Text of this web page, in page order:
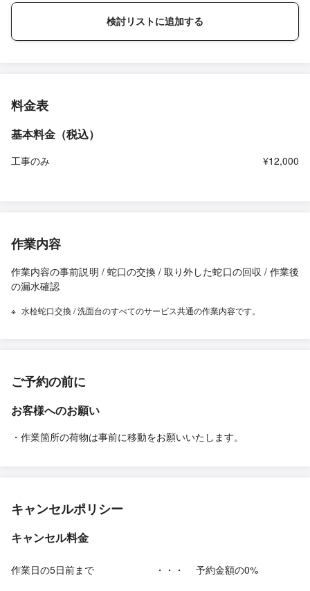
検討リストに追加する
料金表
基本料金（税込）
工事のみ ¥12,000
作業内容
作業内容の事前説明 / 蛇口の交換 / 取り外した蛇口の回収 / 作業後
の漏水確認
水栓蛇口交換 / 洗面台のすべてのサービス共通の作業内容です。
ご予約の前に
お客様へのお願い
・作業箇所の荷物は事前に移動をお願いいたします。
キャンセルポリシー
キャンセル料金
作業日の5日前まで ・・・
予約金額の0%